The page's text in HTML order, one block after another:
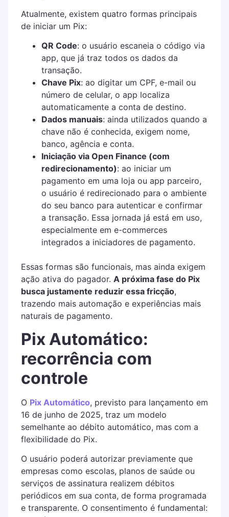
Atualmente, existem quatro formas principais
de iniciar um Pix:
QR Code: o usuário escaneia o código via
app, que já traz todos os dados da
transação.
Chave Pix: ao digitar um CPF, e-mail ou
número de celular, o app localiza
automaticamente a conta de destino.
Dados manuais: ainda utilizados quando a
chave não é conhecida, exigem nome,
banco, agência e conta.
Iniciação via Open Finance (com
redirecionamento): ao iniciar um
pagamento em uma loja ou app parceiro,
o usuário é redirecionado para o ambiente
do seu banco para autenticar e confirmar
a transação. Essa jornada já está em uso,
especialmente em e-commerces
integrados a iniciadores de pagamento.
Essas formas são funcionais, mas ainda exigem
ação ativa do pagador. A próxima fase do Pix
busca justamente reduzir essa fricção,
trazendo mais automação e experiências mais
naturais de pagamento.
Pix Automático:
recorrência com
controle
O Pix Automático, previsto para lançamento em
16 de junho de 2025, traz um modelo
semelhante ao débito automático, mas com a
flexibilidade do Pix.
O usuário poderá autorizar previamente que
empresas como escolas, planos de saúde ou
serviços de assinatura realizem débitos
periódicos em sua conta, de forma programada
e transparente. O consentimento é fundamental: